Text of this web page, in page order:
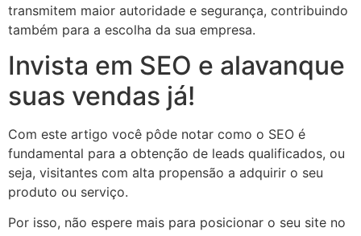
transmitem maior autoridade e segurança, contribuindo
também para a escolha da sua empresa.
Invista em SEO e alavanque
suas vendas já!
Com este artigo você pôde notar como o SEO é
fundamental para a obtenção de leads qualificados, ou
seja, visitantes com alta propensão a adquirir o seu
produto ou serviço.
Por isso, não espere mais para posicionar o seu site no